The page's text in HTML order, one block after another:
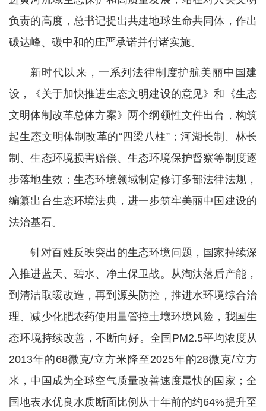
负责的高度，总书记提出共建地球生命共同体，作出
碳达峰、碳中和的庄严承诺并付诸实施。
新时代以来，一系列法律制度护航美丽中国建
设，《关于加快推进生态文明建设的意见》和《生态
文明体制改革总体方案》两个纲领性文件出台，构筑
起生态文明体制改革的“四梁八柱”；河湖长制、林长
制、生态环境损害赔偿、生态环境保护督察等制度逐
步落地生效；生态环境领域制定修订多部法律法规，
编纂出台生态环境法典，进一步筑牢美丽中国建设的
法治基石。
针对百姓反映突出的生态环境问题，国家持续深
入推进蓝天、碧水、净土保卫战。从淘汰落后产能，
到清洁取暖改造，再到源头防控，推进水环境综合治
理、减少化肥农药使用量管控土壤环境风险，我国生
态环境持续改善，不断向好。全国PM2.5平均浓度从
2013年的68微克/立方米降至2025年的28微克/立方
米，中国成为全球空气质量改善速度最快的国家；全
国地表水优良水质断面比例从十年前的约64%提升至